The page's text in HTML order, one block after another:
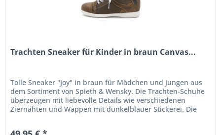
Trachten Sneaker für Kinder in braun Canvas...
Tolle Sneaker "Joy" in braun für Mädchen und Jungen aus
dem Sortiment von Spieth & Wensky. Die Trachten-Schuhe
überzeugen mit liebevolle Details wie verschiedenen
Ziernähten und Wappen mit dunkelblauer Stickerei. Die